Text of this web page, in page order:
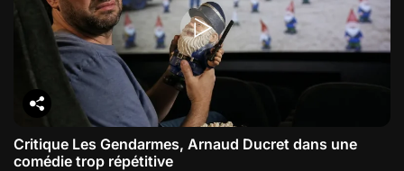
Critique Les Gendarmes, Arnaud Ducret dans une
comédie trop répétitive